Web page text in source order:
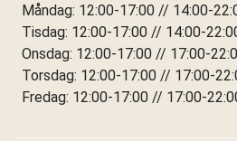
Måndag: 12:00-17:00 // 14:00-
Tisdag: 12:00-17:00 // 14:00-
Onsdag: 12:00-17:00 // 17:00-
Torsdag: 12:00-17:00 // 17:00-
Fredag: 12:00-17:00 // 17:00-